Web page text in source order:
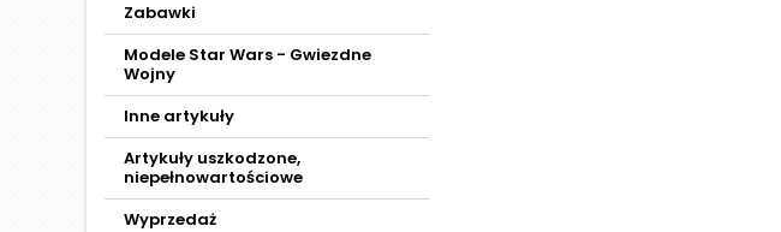
Zabawki
Modele Star Wars - Gwiezdne
Wojny
Inne artykuły
Artykuły uszkodzone,
niepełnowartościowe
Wyprzedaż